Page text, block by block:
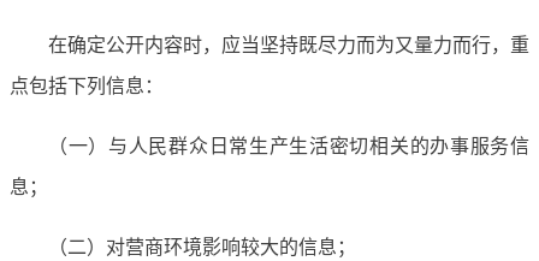
在确定公开内容时，应当坚持既尽力而为又量力而行，重
点包括下列信息：
（一）与人民群众日常生产生活密切相关的办事服务信
息；
（二）对营商环境影响较大的信息；